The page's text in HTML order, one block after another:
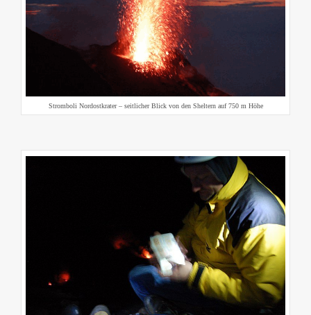
Stromboli Nordostkrater – seitlicher Blick von den Sheltern auf 750 m Höhe